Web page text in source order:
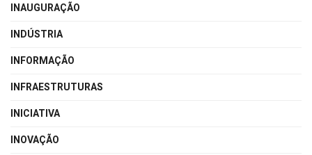
INAUGURAÇÃO
INDÚSTRIA
INFORMAÇÃO
INFRAESTRUTURAS
INICIATIVA
INOVAÇÃO